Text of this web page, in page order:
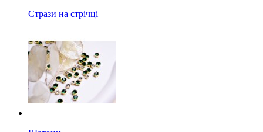
Стрази на стрічці